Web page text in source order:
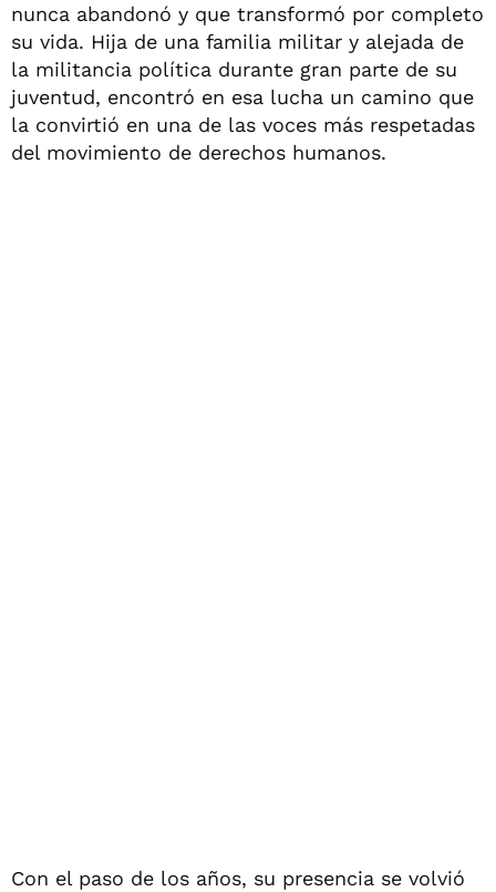
nunca abandonó y que transformó por completo
su vida. Hija de una familia militar y alejada de
la militancia política durante gran parte de su
juventud, encontró en esa lucha un camino que
la convirtió en una de las voces más respetadas
del movimiento de derechos humanos.
Con el paso de los años, su presencia se volvió